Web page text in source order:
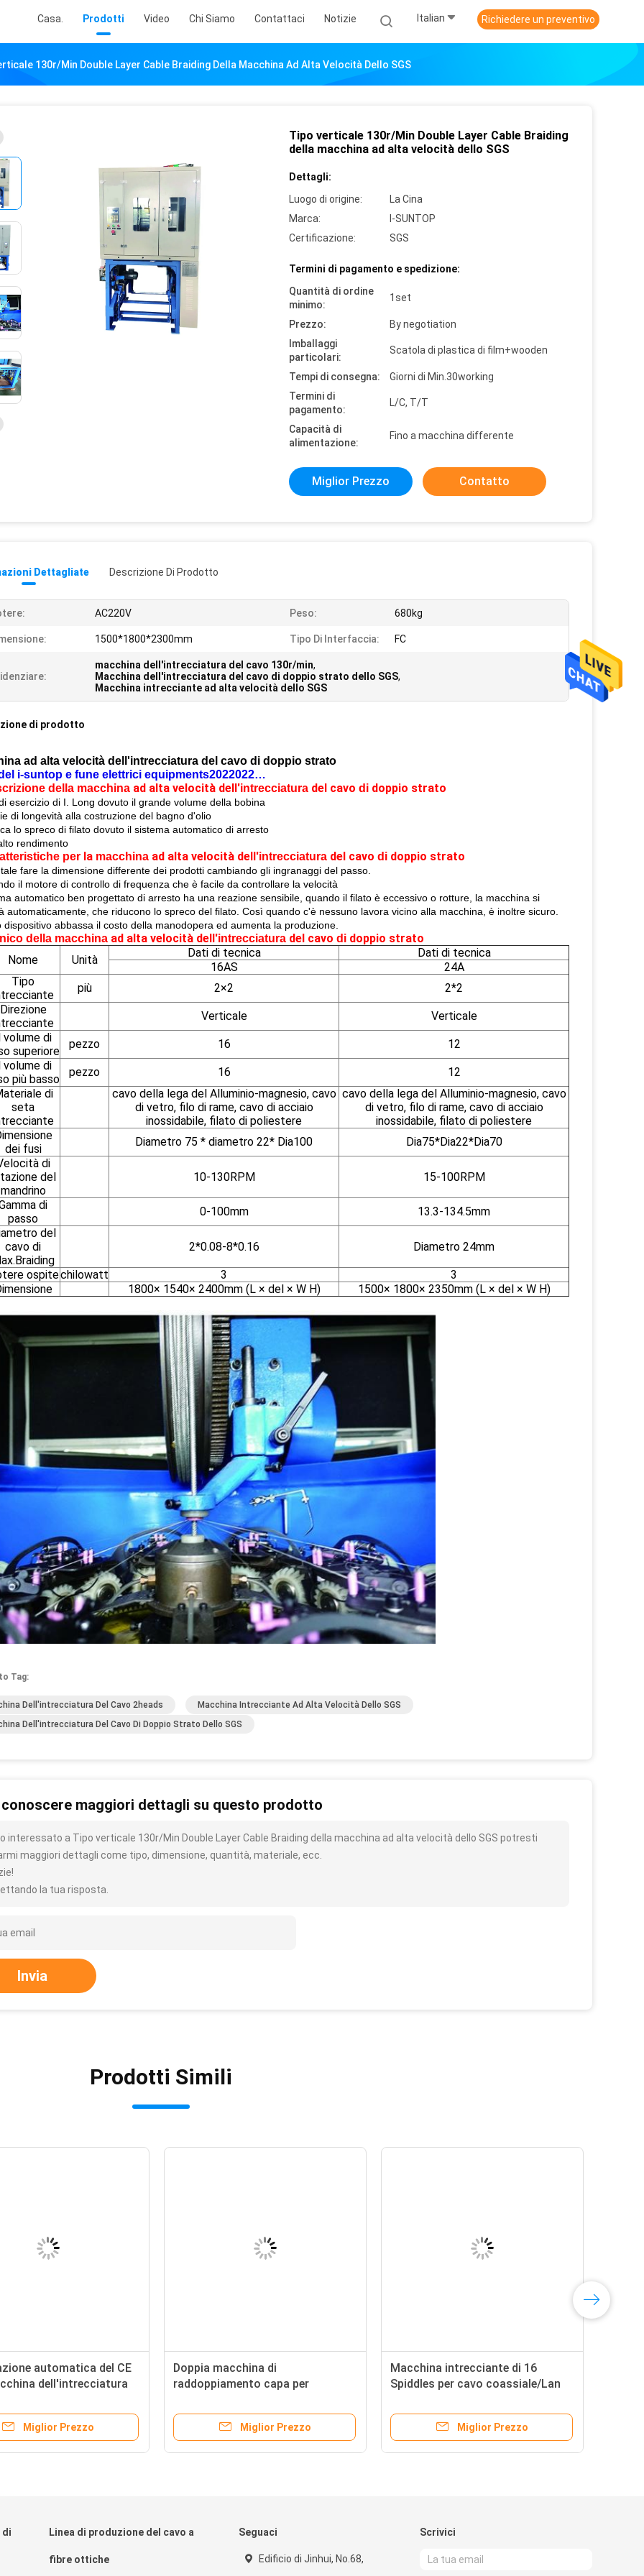
Casa. Prodotti Video Chi Siamo Contattaci Notizie Italian Richiedere un preventivo
130r/Min Double Layer Cable Braiding Della Macchina Ad Alta Velocità Dello SGS
Tipo verticale 130r/Min Double Layer Cable Braiding
della macchina ad alta velocità dello SGS
Dettagli:
Luogo di origine:
La Cina
Marca:
I-SUNTOP
Certificazione:
SGS
Termini di pagamento e spedizione:
Quantità di ordine
minimo:
1set
Prezzo:
By negotiation
Imballaggi
particolari:
Scatola di plastica di film+wooden
Tempi di consegna:
Giorni di Min.30working
Termini di
pagamento:
L/C, T/T
Capacità di
alimentazione:
Fino a macchina differente
Miglior Prezzo Contatto
Dettagliate Descrizione Di Prodotto
AC220V Peso: 680kg
1500*1800*2300mm Tipo Di Interfaccia: FC
macchina dell'intrecciatura del cavo 130r/min,
Macchina dell'intrecciatura del cavo di doppio strato dello SGS,
Macchina intrecciante ad alta velocità dello SGS
di prodotto
ad alta velocità dell'intrecciatura del cavo di doppio strato
i-suntop e fune elettrici equipments2022022…
della macchina ad alta velocità dell'intrecciatura del cavo di doppio strato
esercizio di I. Long dovuto il grande volume della bobina
di longevità alla costruzione del bagno d'olio
lo spreco di filato dovuto il sistema automatico di arresto
rendimento
per la macchina ad alta velocità dell'intrecciatura del cavo di doppio strato
fare la dimensione differente dei prodotti cambiando gli ingranaggi del passo.
il motore di controllo di frequenza che è facile da controllare la velocità
automatico ben progettato di arresto ha una reazione sensibile, quando il filato è eccessivo o rotture, la macchina si
automaticamente, che riducono lo spreco del filato. Così quando c'è nessuno lavora vicino alla macchina, è inoltre sicuro.
dispositivo abbassa il costo della manodopera ed aumenta la produzione.
della macchina ad alta velocità dell'intrecciatura del cavo di doppio strato
Nome
Unità
Dati di tecnica
Dati di tecnica
16AS
24A
Tipo
più 2×2
2*2
Direzione
Verticale
Verticale
volume di
superiore
pezzo 16
12
volume di
più basso
pezzo 16
12
di
seta
cavo della lega del Alluminio-magnesio, cavo
di vetro, filo di rame, cavo di acciaio
inossidabile, filato di poliestere
cavo della lega del Alluminio-magnesio, cavo
di vetro, filo di rame, cavo di acciaio
inossidabile, filato di poliestere
dei fusi
Diametro 75 * diametro 22* Dia100
Dia75*Dia22*Dia70
di
del
mandrino
10-130RPM 15-100RPM
di
passo
0-100mm
13.3-134.5mm
del
cavo di
2*0.08-8*0.16 Diametro 24mm
ospitechilowatt 3
3
1800× 1540× 2400mm (L × del × W H) 1500× 1800× 2350mm (L × del × W H)
Tag:
Dell'intrecciatura Del Cavo 2heads
Macchina Intrecciante Ad Alta Velocità Dello SGS
Dell'intrecciatura Del Cavo Di Doppio Strato Dello SGS
maggiori dettagli su questo prodotto
interessato a Tipo verticale 130r/Min Double Layer Cable Braiding della macchina ad alta velocità dello SGS potresti
maggiori dettagli come tipo, dimensione, quantità, materiale, ecc.
la tua risposta.
Invia
Prodotti Simili
automatica del CE
dell'intrecciatura
Miglior Prezzo
Doppia macchina di
raddoppiamento capa per
Miglior Prezzo
Macchina intrecciante di 16
Spiddles per cavo coassiale/Lan
Miglior Prezzo
di Linea di produzione del cavo a
fibre ottiche
Seguaci
Edificio di Jinhui, No.68,
Scrivici